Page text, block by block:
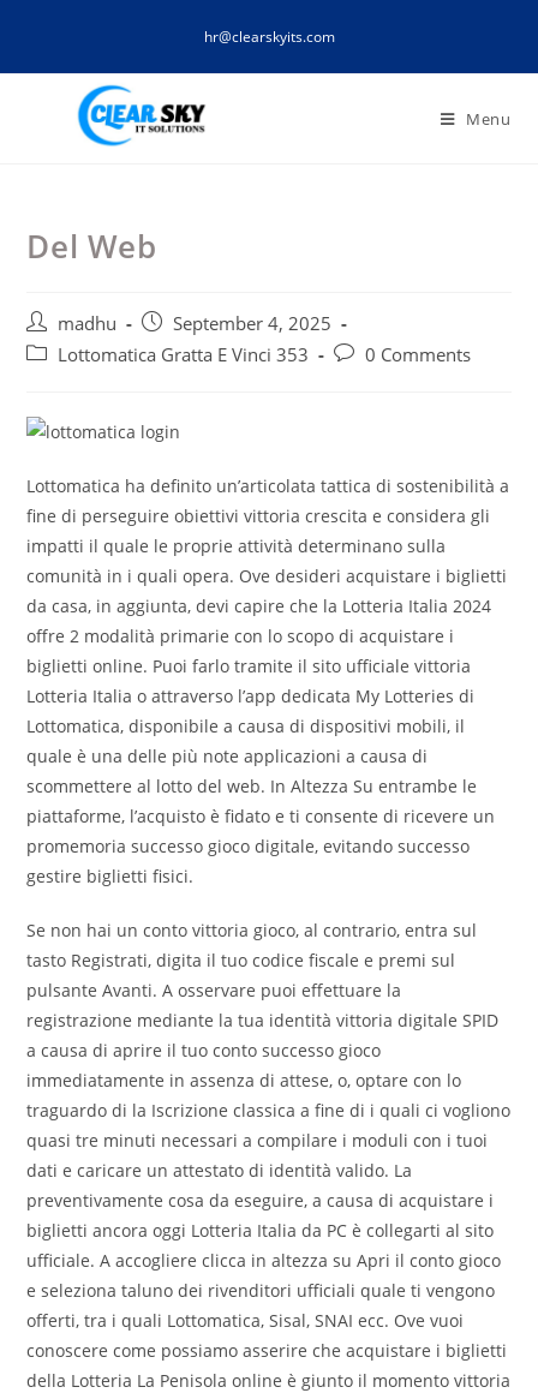
content
hr@clearskyits.com
Menu
Del Web
Post
author:
madhu
Post
published:
September 4, 2025
PostLottomatica Gratta E Vinci 353
Post0 Comments
Lottomatica ha definito un’articolata tattica di sostenibilità a
fine di perseguire obiettivi vittoria crescita e considera gli
impatti il quale le proprie attività determinano sulla
comunità in i quali opera. Ove desideri acquistare i biglietti
da casa, in aggiunta, devi capire che la Lotteria Italia 2024
offre 2 modalità primarie con lo scopo di acquistare i
biglietti online. Puoi farlo tramite il sito ufficiale vittoria
Lotteria Italia o attraverso l’app dedicata My Lotteries di
Lottomatica, disponibile a causa di dispositivi mobili, il
quale è una delle più note applicazioni a causa di
scommettere al lotto del web. In Altezza Su entrambe le
piattaforme, l’acquisto è fidato e ti consente di ricevere un
promemoria successo gioco digitale, evitando successo
gestire biglietti fisici.
Se non hai un conto vittoria gioco, al contrario, entra sul
tasto Registrati, digita il tuo codice fiscale e premi sul
pulsante Avanti. A osservare puoi effettuare la
registrazione mediante la tua identità vittoria digitale SPID
a causa di aprire il tuo conto successo gioco
immediatamente in assenza di attese, o, optare con lo
traguardo di la Iscrizione classica a fine di i quali ci vogliono
quasi tre minuti necessari a compilare i moduli con i tuoi
dati e caricare un attestato di identità valido. La
preventivamente cosa da eseguire, a causa di acquistare i
biglietti ancora oggi Lotteria Italia da PC è collegarti al sito
ufficiale. A accogliere clicca in altezza su Apri il conto gioco
e seleziona taluno dei rivenditori ufficiali quale ti vengono
offerti, tra i quali Lottomatica, Sisal, SNAI ecc. Ove vuoi
conoscere come possiamo asserire che acquistare i biglietti
della Lotteria La Penisola online è giunto il momento vittoria